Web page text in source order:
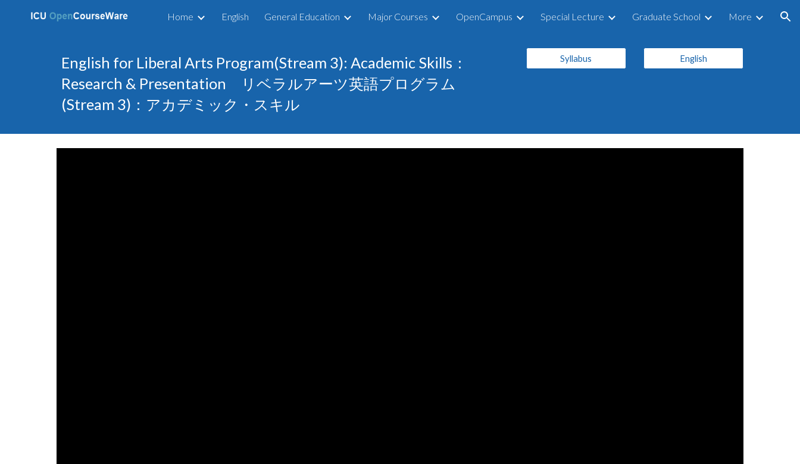
Skip to main content Skip to navigation
Home English General Education Major Courses OpenCampus Special Lecture Graduate School More
English for Liberal Arts Program(Stream 3): Academic Skills：
Research & Presentation　リベラルアーツ英語プログラム
(Stream 3)：アカデミック・スキル
Syllabus English